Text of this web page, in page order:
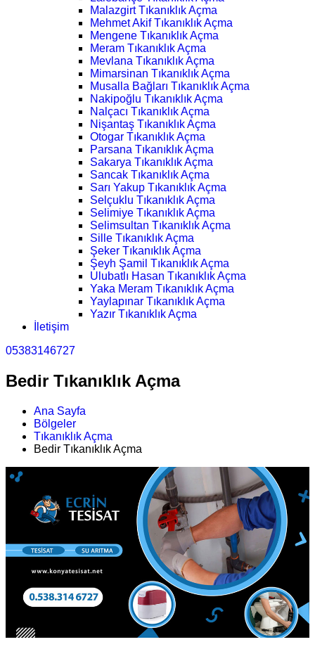
Malazgirt Tıkanıklık Açma
Mehmet Akif Tıkanıklık Açma
Mengene Tıkanıklık Açma
Meram Tıkanıklık Açma
Mevlana Tıkanıklık Açma
Mimarsinan Tıkanıklık Açma
Musalla Bağları Tıkanıklık Açma
Nakipoğlu Tıkanıklık Açma
Nalçacı Tıkanıklık Açma
Nişantaş Tıkanıklık Açma
Otogar Tıkanıklık Açma
Parsana Tıkanıklık Açma
Sakarya Tıkanıklık Açma
Sancak Tıkanıklık Açma
Sarı Yakup Tıkanıklık Açma
Selçuklu Tıkanıklık Açma
Selimiye Tıkanıklık Açma
Selimsultan Tıkanıklık Açma
Sille Tıkanıklık Açma
Şeker Tıkanıklık Açma
Şeyh Şamil Tıkanıklık Açma
Ulubatlı Hasan Tıkanıklık Açma
Yaka Meram Tıkanıklık Açma
Yaylapınar Tıkanıklık Açma
Yazır Tıkanıklık Açma
İletişim
05383146727
Bedir Tıkanıklık Açma
Ana Sayfa
Bölgeler
Tıkanıklık Açma
Bedir Tıkanıklık Açma